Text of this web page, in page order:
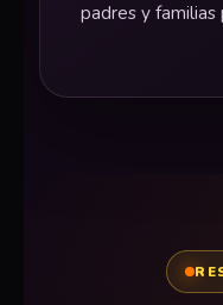
padres y familias